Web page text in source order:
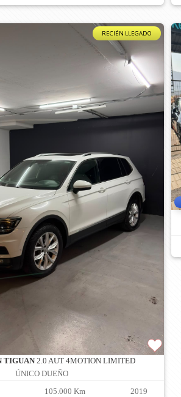
RECIÉN LLEGADO
TIGUAN 2.0 AUT 4MOTION LIMITED
ÚNICO DUEÑO
105.000 Km 2019